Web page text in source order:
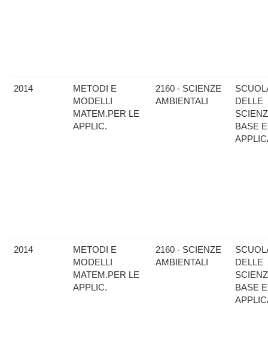
2014
METODI E
MODELLI
MATEM.PER LE
APPLIC.
2160 - SCIENZE
AMBIENTALI
DELLE
BASE E
2014
METODI E
MODELLI
MATEM.PER LE
APPLIC.
2160 - SCIENZE
AMBIENTALI
DELLE
BASE E